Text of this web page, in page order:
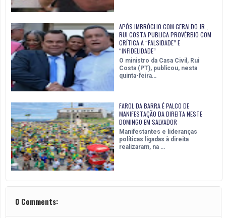
APÓS IMBRÓGLIO COM GERALDO JR.,
RUI COSTA PUBLICA PROVÉRBIO COM
CRÍTICA A “FALSIDADE” E
“INFIDELIDADE”
O ministro da Casa Civil, Rui
Costa (PT), publicou, nesta
quinta-feira…
FAROL DA BARRA É PALCO DE
MANIFESTAÇÃO DA DIREITA NESTE
DOMINGO EM SALVADOR
Manifestantes e lideranças
políticas ligadas à direita
realizaram, na …
0 Comments: